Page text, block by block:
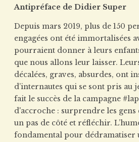
Antipréface de Didier Super
Depuis mars 2019, plus de 150
engagées ont été immortalisées
pourraient donner à leurs
que nous allons leur laisser.
décalées, graves, absurdes, ont
d’internautes qui se sont pris au
fait le succès de la campagne
d'accroche : surprendre les
un pas de côté et réfléchir.
fondamental pour dédramatiser